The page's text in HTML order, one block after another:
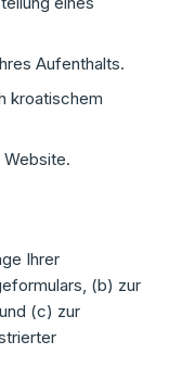
Aufenthalts.
kroatischem
Ihrer
(b) zur
(c) zur